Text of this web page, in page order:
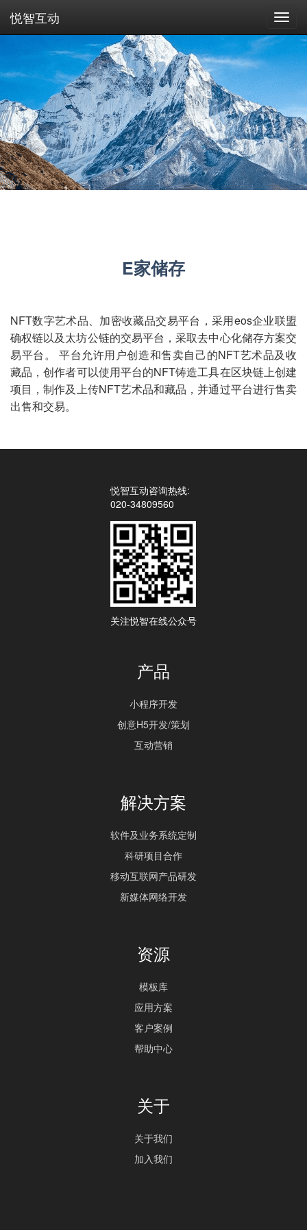
悦智互动
E家储存
NFT数字艺术品、加密收藏品交易平台，采用eos企业联盟
确权链以及太坊公链的交易平台，采取去中心化储存方案交
易平台。 平台允许用户创造和售卖自己的NFT艺术品及收
藏品，创作者可以使用平台的NFT铸造工具在区块链上创建
项目，制作及上传NFT艺术品和藏品，并通过平台进行售卖
出售和交易。
悦智互动咨询热线:
020-34809560
关注悦智在线公众号
产品
小程序开发
创意H5开发/策划
互动营销
解决方案
软件及业务系统定制
科研项目合作
移动互联网产品研发
新媒体网络开发
资源
模板库
应用方案
客户案例
帮助中心
关于
关于我们
加入我们